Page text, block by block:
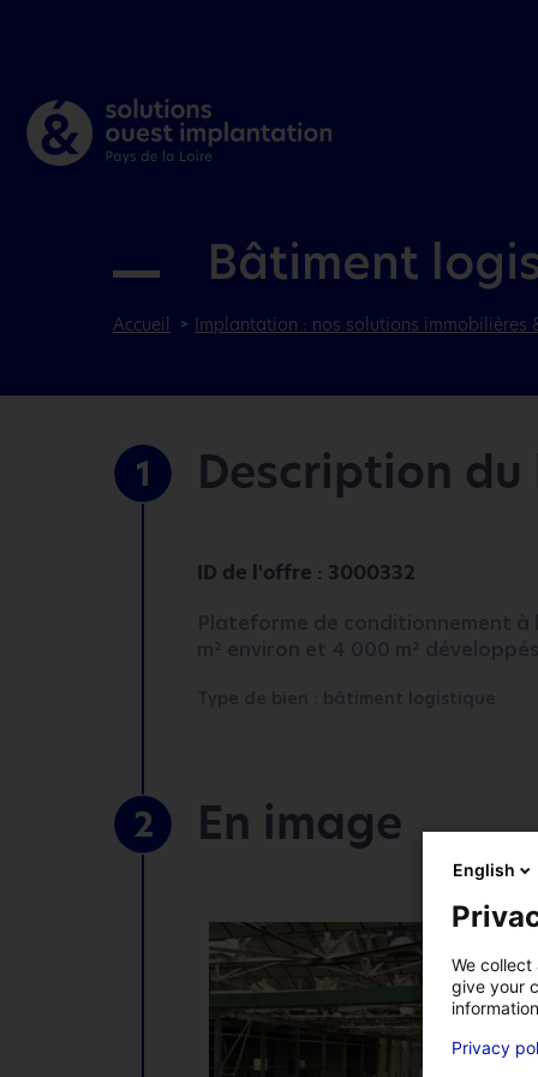
Champs obligatoires
VOTRE ENTREPRISE
VOTRE PRÉNOM*
Bâtiment
Accueil Implantation : nos solutions immobilières
1 Description du
ID de l'offre : 3000332
Plateforme de conditionnement à
m² environ et 4 000 m²
Type de bien : bâtiment logistique
2 En image
English
We
give your
Privacy